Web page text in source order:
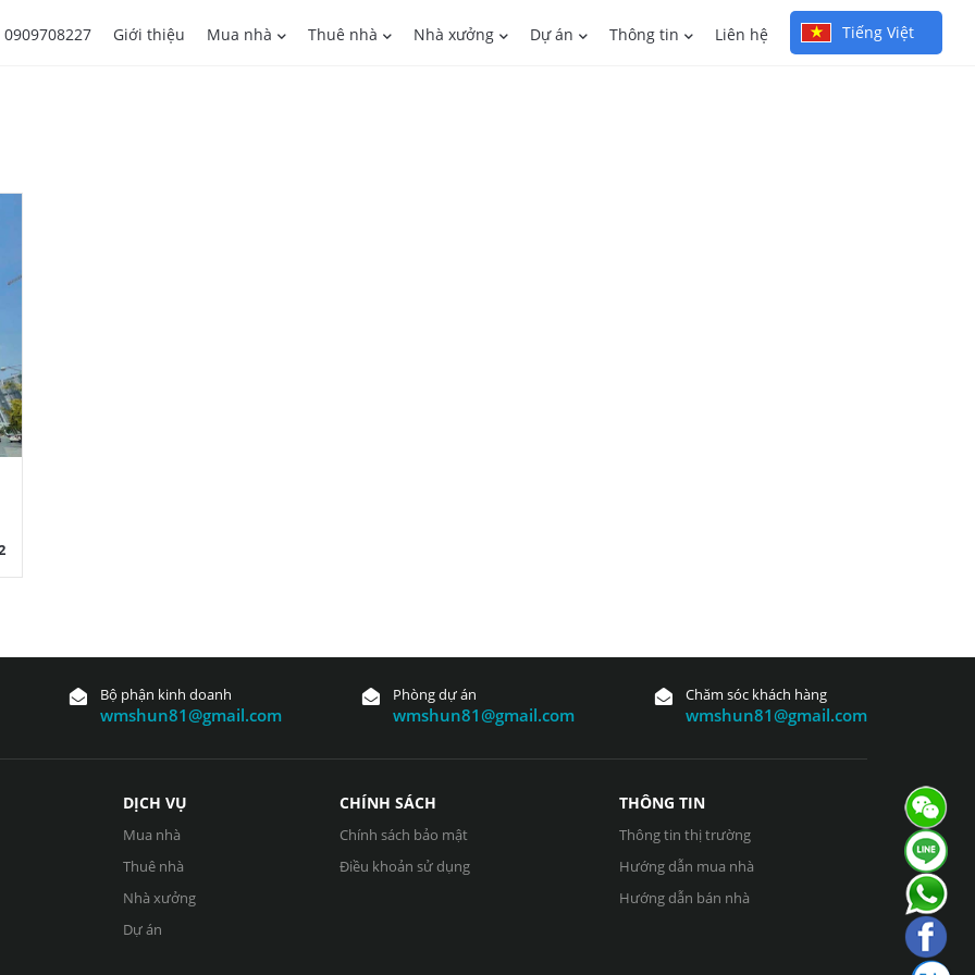
0909708227 Giới thiệu Mua nhà Thuê nhà Nhà xưởng Dự án Thông tin Liên hệ Tiếng Việt
Bộ phận kinh doanh
wmshun81@gmail.com
Phòng dự án
wmshun81@gmail.com
Chăm sóc khách hàng
wmshun81@gmail.com
DỊCH VỤ
Mua nhà
Thuê nhà
Nhà xưởng
Dự án
CHÍNH SÁCH
Chính sách bảo mật
Điều khoản sử dụng
THÔNG TIN
Thông tin thị trường
Hướng dẫn mua nhà
Hướng dẫn bán nhà